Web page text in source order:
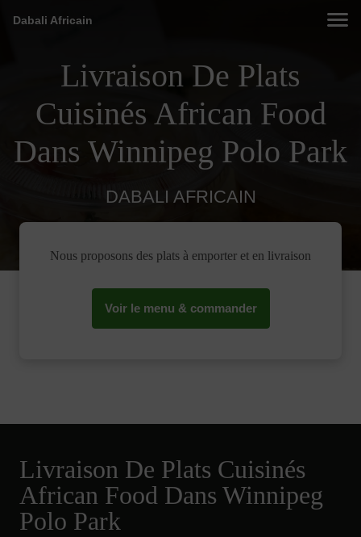
Dabali Africain
Livraison De Plats
Cuisinés African Food
Dans Winnipeg Polo Park
DABALI AFRICAIN
Nous proposons des plats à emporter et en livraison
Voir le menu & commander
Livraison De Plats Cuisinés
African Food Dans Winnipeg
Polo Park